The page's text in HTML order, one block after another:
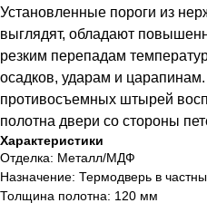
Установленные пороги из
выглядят, обладают
резким перепадам
осадков, ударам и
противосъемных штырей
полотна двери со стороны
Характеристики
Отделка: Металл/МДФ
Назначение: Термодверь в
Толщина полотна: 120 мм